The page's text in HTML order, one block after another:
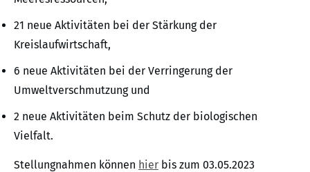
21 neue Aktivitäten bei der Stärkung der
Kreislaufwirtschaft,
6 neue Aktivitäten bei der Verringerung der
Umweltverschmutzung und
2 neue Aktivitäten beim Schutz der biologischen
Vielfalt.
Stellungnahmen können hier bis zum 03.05.2023